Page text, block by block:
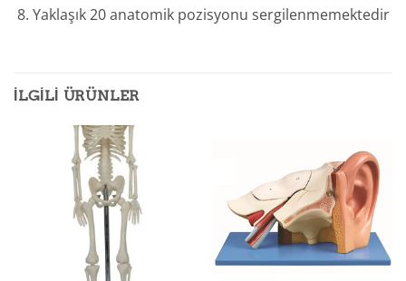
Yaklaşık 20 anatomik pozisyonu sergilenmemektedir
İLGILI ÜRÜNLER